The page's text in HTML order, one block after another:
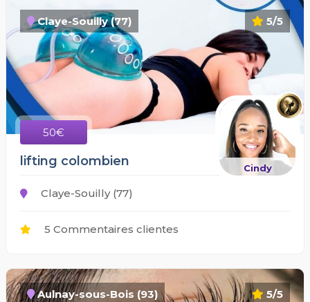
5/5
Claye-Souilly (77)
50€
Cindy
lifting colombien
Claye-Souilly (77)
5 Commentaires clientes
5/5
Aulnay-sous-Bois (93)